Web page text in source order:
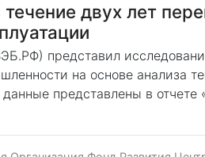
двух лет
представил
на основе анализа
представлены в